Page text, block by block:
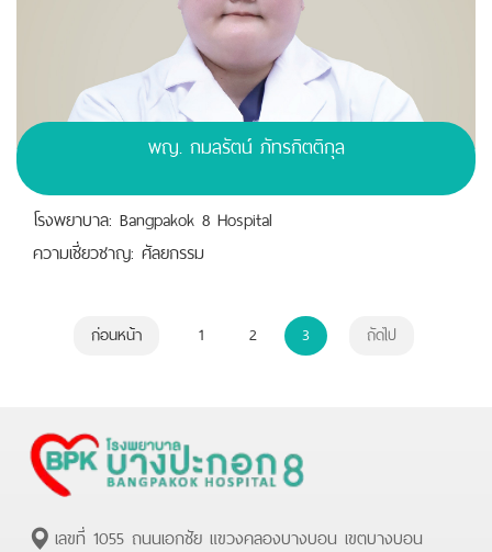
พญ. กมลรัตน์ ภัทรกิตติกุล
โรงพยาบาล: Bangpakok 8 Hospital
ความเชี่ยวชาญ: ศัลยกรรม
ก่อนหน้า 1 2 3 ถัดไป
เลขที่ 1055 ถนนเอกชัย แขวงคลองบางบอน เขตบางบอน